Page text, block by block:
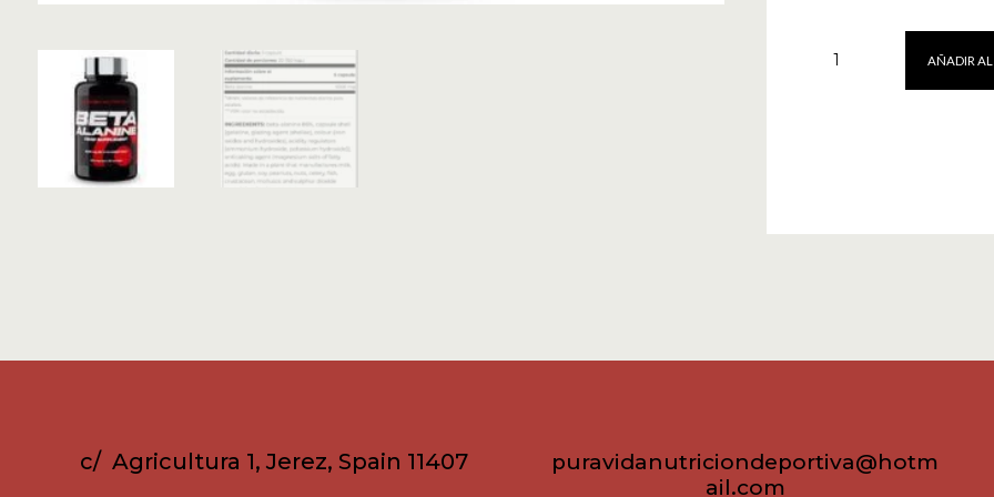
Alanine
AÑADIR AL
c/ Agricultura 1, Jerez, Spain 11407
puravidanutriciondeportiva@hotm
ail.com